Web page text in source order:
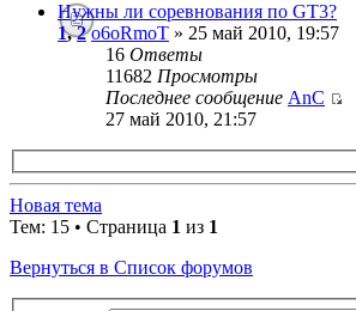
Нужны ли соревнования по GT3?
1,2 o6oRmoT » 25 май 2010, 19:57
16 Ответы
11682 Просмотры
Последнее сообщение AnC
27 май 2010, 21:57
Новая тема
Тем: 15 • Страница 1 из 1
Вернуться в Список форумов